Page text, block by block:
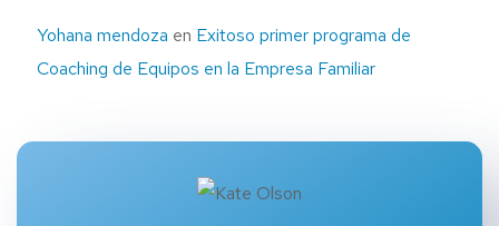
Yohana mendoza en Exitoso primer programa de
Coaching de Equipos en la Empresa Familiar